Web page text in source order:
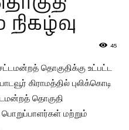
45
தொகுதிக்கு உட்பட்ட
கிராமத்தில் புலிக்கொடி
தொகுதி
மற்றும்